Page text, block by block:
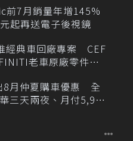
前7月銷量年增145%
起再送電子後視鏡
經典車回廠專案 CEF
老車原廠零件最
8月仲夏購車優惠 全
三天兩夜、月付5,900